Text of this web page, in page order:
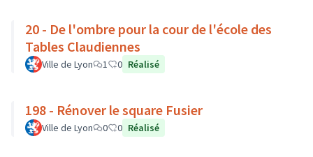
20 - De l'ombre pour la cour de l'école des
Tables Claudiennes
Ville de Lyon 1 0 Réalisé
198 - Rénover le square Fusier
Ville de Lyon 0 0 Réalisé